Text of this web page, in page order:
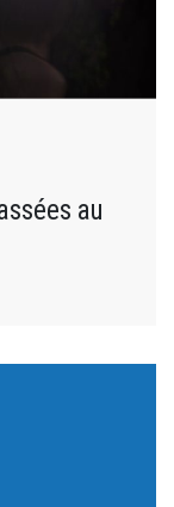
au